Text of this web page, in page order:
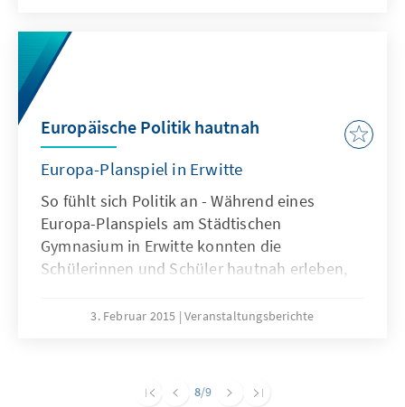
der Veranstaltungsreihe „Talk im Bahnhof“
unter der Schirmherrschaft des
Bundestagsabgeordneten Ansgar Heveling.
Europäische Politik hautnah
Europa-Planspiel in Erwitte
So fühlt sich Politik an - Während eines
Europa-Planspiels am Städtischen
Gymnasium in Erwitte konnten die
Schülerinnen und Schüler hautnah erleben,
um den Beitrittskandidatenstatus für die EU
3. Februar 2015 Veranstaltungsberichte
8/9